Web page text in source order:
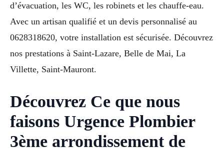
d’évacuation, les WC, les robinets et les chauffe-eau.
Avec un artisan qualifié et un devis personnalisé au
0628318620, votre installation est sécurisée. Découvrez
nos prestations à Saint-Lazare, Belle de Mai, La
Villette, Saint-Mauront.
Découvrez Ce que nous
faisons Urgence Plombier
3ème arrondissement de